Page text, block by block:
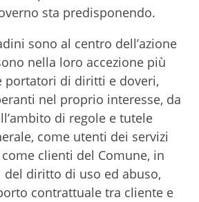
sta predisponendo.
sono al centro dell’azione
nella loro accezione più
portatori di diritti e doveri,
nel proprio interesse, da
di regole e tutele
come utenti dei servizi
clienti del Comune, in
diritto di uso ed abuso,
contrattuale tra cliente e